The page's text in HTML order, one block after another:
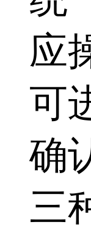
应
可
确
三